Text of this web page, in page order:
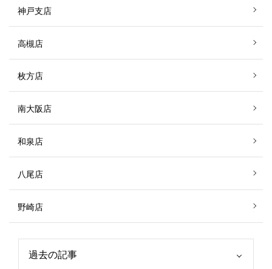
神戸支店
高槻店
枚方店
南大阪店
和泉店
八尾店
野崎店